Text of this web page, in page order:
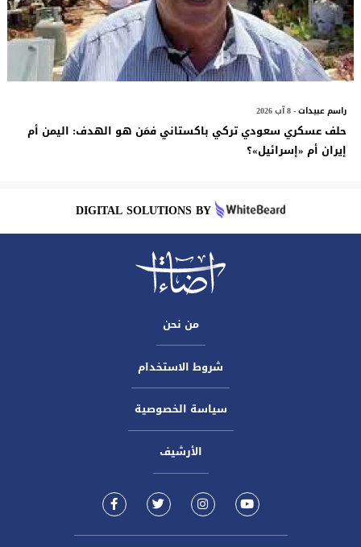
راسم عبيدات- 8 آب 2026
حلف عسكري سعودي تركي باكستاني فمَن هو الهدف: اليمن أم
إيران أم «إسرائيل»؟
DIGITAL SOLUTIONS BY
من نحن
شروط الاستخدام
سياسة الخصوصية
الأرشيف